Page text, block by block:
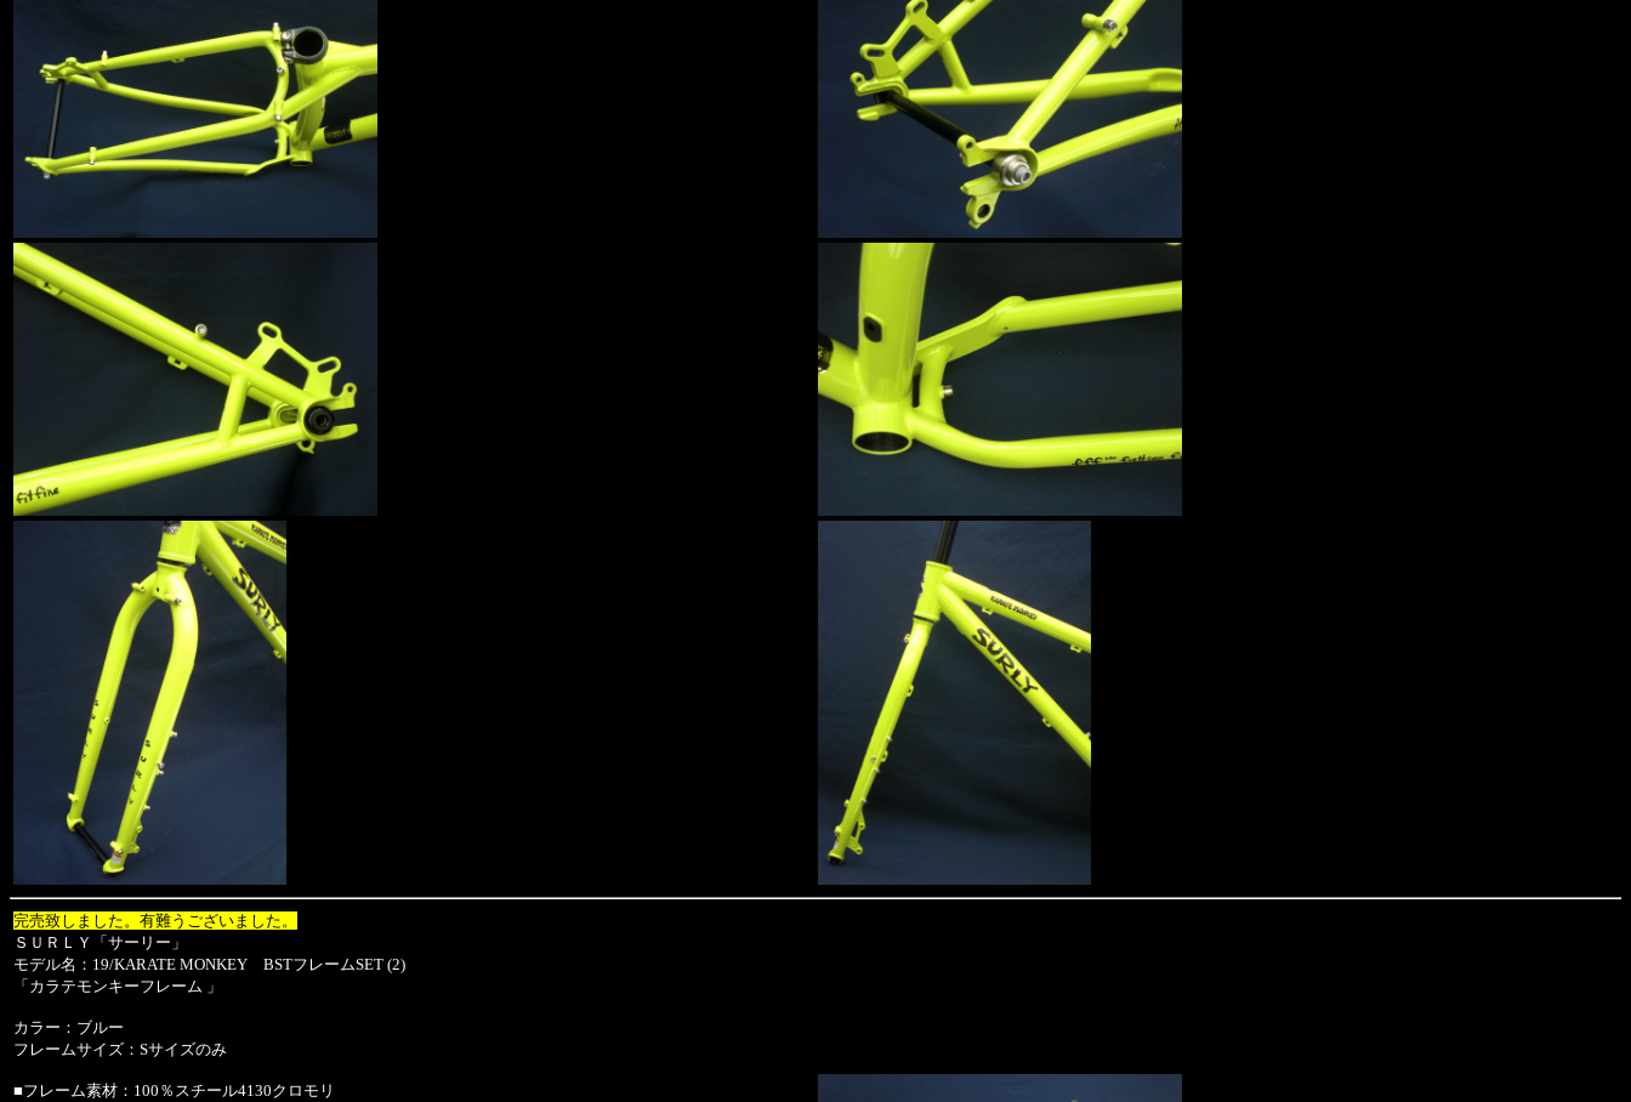
完売致しました。有難うございました。
ＳＵＲＬＹ「サーリー」
モデル名：19/KARATE MONKEY BSTフレームSET (2)
「カラテモンキーフレーム 」
カラー：ブルー
フレームサイズ：Sサイズのみ
■フレーム素材：100％スチール4130クロモリ